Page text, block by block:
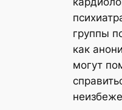
группы
как
могут